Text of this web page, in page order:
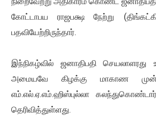
ஐ.நா முன்றலில் சீரற்ற
ஜனாதிபதி ஐக்கிய நாடுகளின்
32 CM விநோத கன்றுக்குட்டி!
கோட்டாபய ராஜபக்ஷ நேற்று
பதவியேற்றிருந்தார்.
இந்நிகழ்வில் ஜனாதிபதி செயலாளரது
அமையவே கிழக்கு மாகாண
எம்.எல்.ஏ.எம்.ஹிஸ்புல்லா
தெரிவித்துள்ளது.